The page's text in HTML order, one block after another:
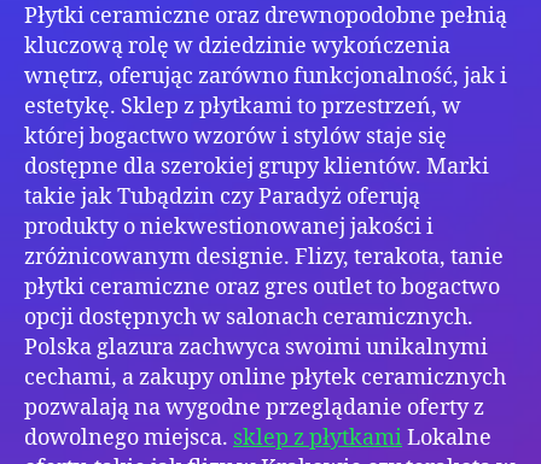
i
Płytki ceramiczne oraz drewnopodobne pełnią
kluczową rolę w dziedzinie wykończenia
wnętrz, oferując zarówno funkcjonalność, jak i
estetykę. Sklep z płytkami to przestrzeń, w
której bogactwo wzorów i stylów staje się
dostępne dla szerokiej grupy klientów. Marki
takie jak Tubądzin czy Paradyż oferują
produkty o niekwestionowanej jakości i
zróżnicowanym designie. Flizy, terakota, tanie
płytki ceramiczne oraz gres outlet to bogactwo
opcji dostępnych w salonach ceramicznych.
Polska glazura zachwyca swoimi unikalnymi
cechami, a zakupy online płytek ceramicznych
pozwalają na wygodne przeglądanie oferty z
dowolnego miejsca. sklep z płytkamiLokalne